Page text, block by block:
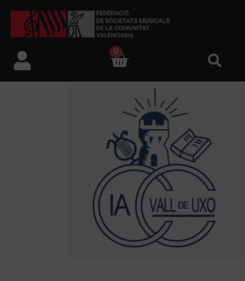
FSMCV
Áreas de gestión
Área educativa
Área artística
0